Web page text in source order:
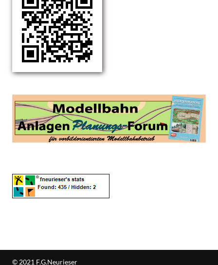
© 2021 F.G.Neurieser